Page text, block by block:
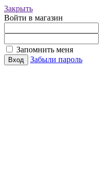
Закрыть
Войти в магазин
Запомнить меня
Забыли пароль